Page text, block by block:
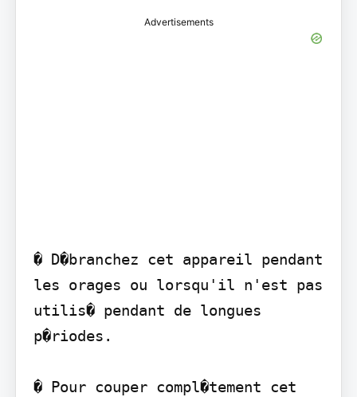
Advertisements
� D�branchez cet appareil pendant
les orages ou lorsqu'il n'est pas
utilis� pendant de longues
p�riodes.
� Pour couper compl�tement cet